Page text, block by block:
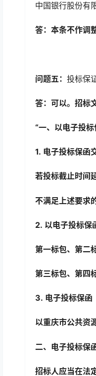
中国银行股份有
答： 本条不作调
问题五： 投标保
答：可以。招标
“一、 以电子投
1. 电子投标保函
若投标截止时间
不满足上述要求
2. 以电子投标保
第一标包、第二
第三标包、第四
3. 电子投标保函
以重庆市公共资
二、电子投标保
招标人应当在法